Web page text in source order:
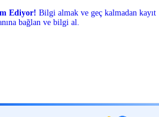
Ediyor! Bilgi almak ve geç kalmadan kayıt
bağlan ve bilgi al.